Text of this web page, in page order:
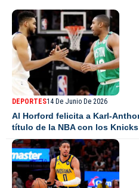
DEPORTES14 De Junio De 2026
Al Horford felicita a Karl-
título de la NBA con los Knicks